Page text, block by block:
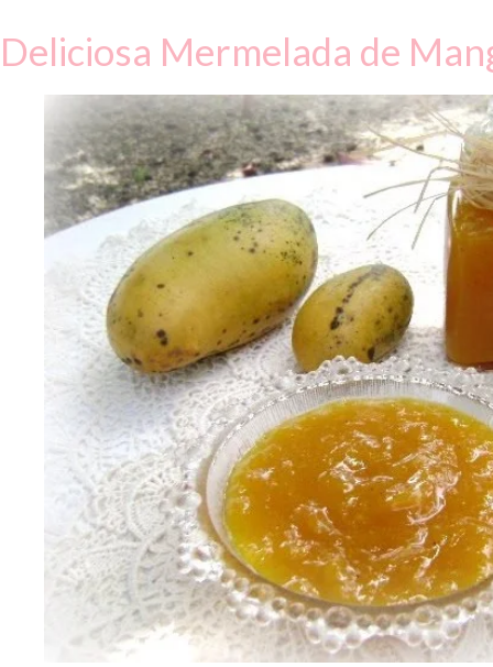
Deliciosa Mermelada de